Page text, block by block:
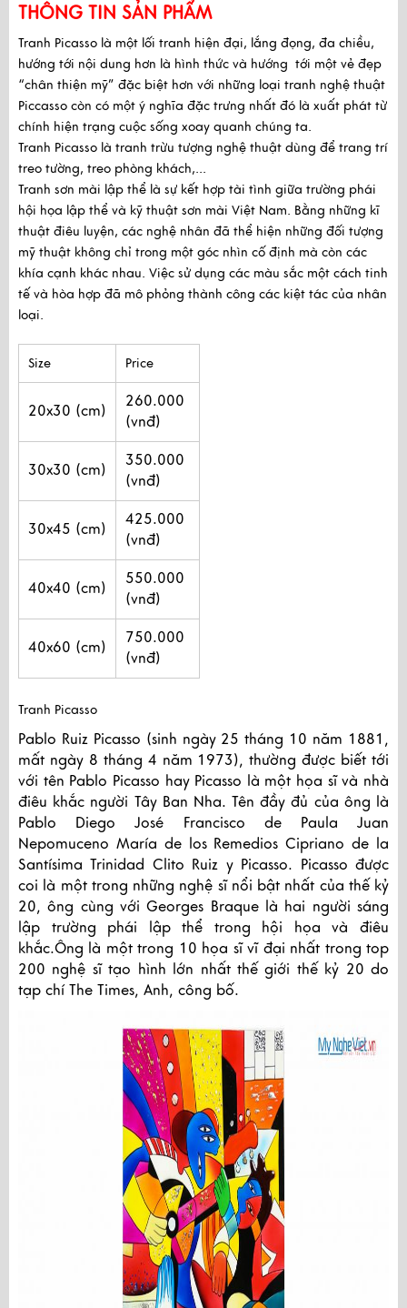
THÔNG TIN SẢN PHẨM
Tranh Picasso là một lối tranh hiện đại, lắng đọng, đa chiều,
hướng tới nội dung hơn là hình thức và hướng tới một vẻ đẹp
“chân thiện mỹ” đặc biệt hơn với những loại tranh nghệ thuật
Piccasso còn có một ý nghĩa đặc trưng nhất đó là xuất phát từ
chính hiện trạng cuộc sống xoay quanh chúng ta.
Tranh Picasso là tranh trừu tượng nghệ thuật dùng để trang trí
treo tường, treo phòng khách,...
Tranh sơn mài lập thể là sự kết hợp tài tình giữa trường phái
hội họa lập thể và kỹ thuật sơn mài Việt Nam. Bằng những kĩ
thuật điêu luyện, các nghệ nhân đã thể hiện những đối tượng
mỹ thuật không chỉ trong một góc nhìn cố định mà còn các
khía cạnh khác nhau. Việc sử dụng các màu sắc một cách tinh
tế và hòa hợp đã mô phỏng thành công các kiệt tác của nhân
loại.
Size Price
20x30 (cm)
260.000
(vnđ)
30x30 (cm)
350.000
(vnđ)
30x45 (cm)
425.000
(vnđ)
40x40 (cm)
550.000
(vnđ)
40x60 (cm)
750.000
(vnđ)
Tranh Picasso
Pablo Ruiz Picasso (sinh ngày 25 tháng 10 năm 1881,
mất ngày 8 tháng 4 năm 1973), thường được biết tới
với tên Pablo Picasso hay Picasso là một họa sĩ và nhà
điêu khắc người Tây Ban Nha. Tên đầy đủ của ông là
Pablo Diego José Francisco de Paula Juan
Nepomuceno María de los Remedios Cipriano de la
Santísima Trinidad Clito Ruiz y Picasso. Picasso được
coi là một trong những nghệ sĩ nổi bật nhất của thế kỷ
20, ông cùng với Georges Braque là hai người sáng
lập trường phái lập thể trong hội họa và điêu
khắc.Ông là một trong 10 họa sĩ vĩ đại nhất trong top
200 nghệ sĩ tạo hình lớn nhất thế giới thế kỷ 20 do
tạp chí The Times, Anh, công bố.